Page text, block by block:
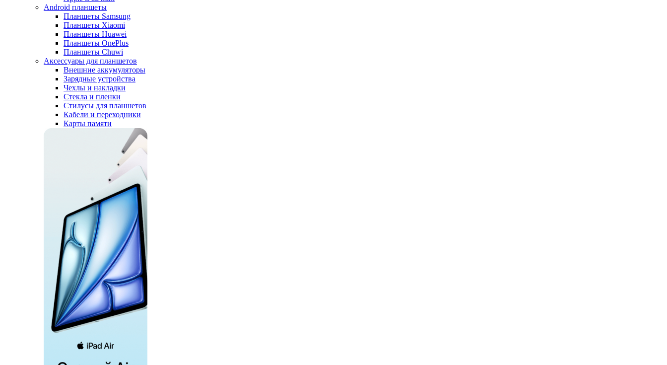
Android планшеты
Планшеты Samsung
Планшеты Xiaomi
Планшеты Huawei
Планшеты OnePlus
Планшеты Chuwi
Аксессуары для планшетов
Внешние аккумуляторы
Зарядные устройства
Чехлы и накладки
Стекла и пленки
Стилусы для планшетов
Кабели и переходники
Карты памяти